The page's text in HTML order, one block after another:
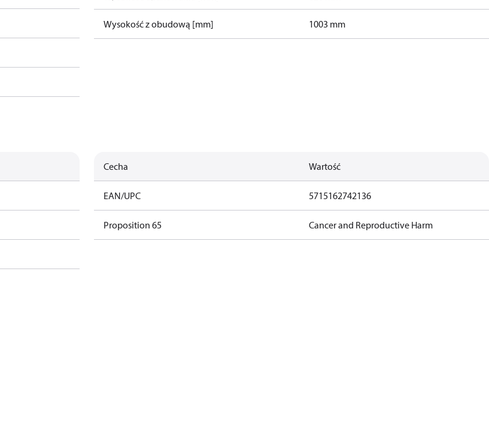
Wysokość z obudową [mm] 1003 mm
Cecha Wartość
EAN/UPC 5715162742136
Proposition 65 Cancer and Reproductive Harm